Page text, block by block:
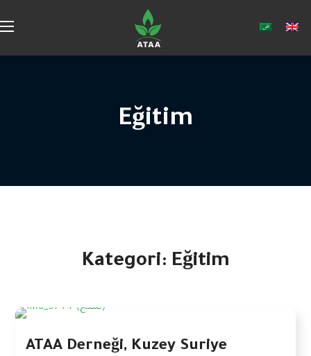
Eğitim
Kategori: Eğitim
ATAA Derneği, Kuzey Suriye